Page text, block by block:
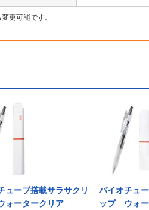
更可能です。
ューブ搭載サラサクリ
ォータークリア
バイオチュ
ップ ウォ